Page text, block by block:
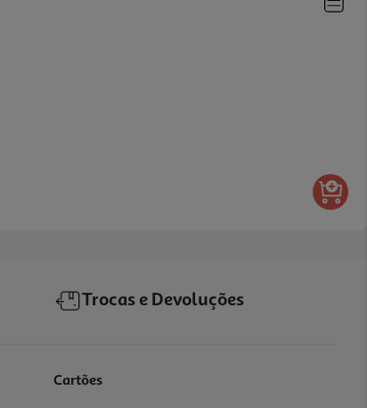
Trocas e Devoluções
Cartões